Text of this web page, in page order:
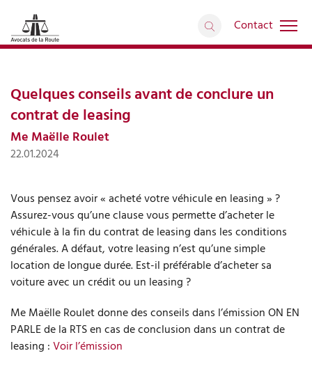
Contact
Interventions médiatiques
retour
Quelques conseils avant de conclure un
contrat de leasing
Me Maëlle Roulet
22.01.2024
Vous pensez avoir « acheté votre véhicule en leasing » ?
Assurez-vous qu’une clause vous permette d’acheter le
véhicule à la fin du contrat de leasing dans les conditions
générales. A défaut, votre leasing n’est qu’une simple
location de longue durée. Est-il préférable d’acheter sa
voiture avec un crédit ou un leasing ?
Me Maëlle Roulet donne des conseils dans l’émission ON EN
PARLE de la RTS en cas de conclusion dans un contrat de
leasing :Voir l’émission